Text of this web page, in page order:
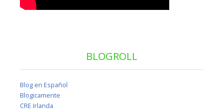
BLOGROLL
Blog en Español
Blogicamente
CRE Irlanda